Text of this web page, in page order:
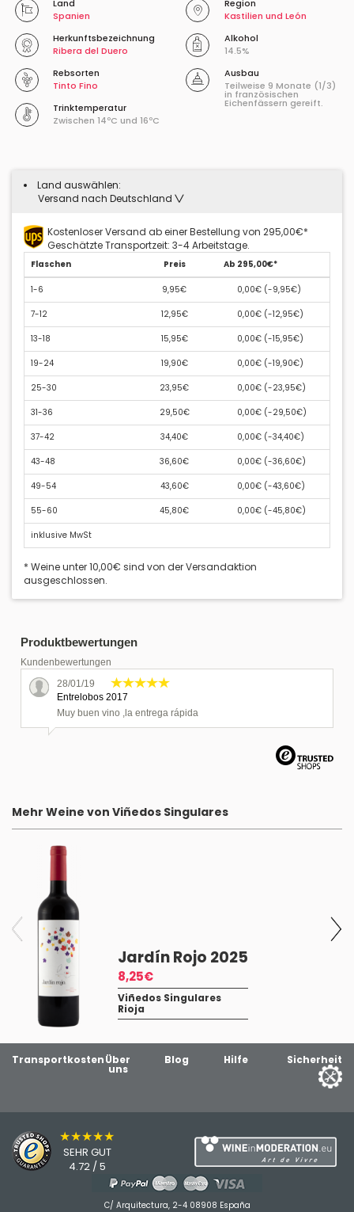
Land
Spanien
Region
Kastilien und León
Herkunftsbezeichnung
Ribera del Duero
Alkohol
14.5%
Rebsorten
Tinto Fino
Trinktemperatur
Zwischen 14ºC und 16ºC
Ausbau
Teilweise 9 Monate (1/3)
in französischen
Eichenfässern gereift.
Land auswählen:
Versand nach Deutschland
Kostenloser Versand ab einer Bestellung von 295,00€*
Geschätzte Transportzeit: 3-4 Arbeitstage.
Flaschen Preis Ab 295,00€*
1-6 9,95€ 0,00€ (-9,95€)
7-12 12,95€ 0,00€ (-12,95€)
13-18 15,95€ 0,00€ (-15,95€)
19-24 19,90€ 0,00€ (-19,90€)
25-30 23,95€ 0,00€ (-23,95€)
31-36 29,50€ 0,00€ (-29,50€)
37-42 34,40€ 0,00€ (-34,40€)
43-48 36,60€ 0,00€ (-36,60€)
49-54 43,60€ 0,00€ (-43,60€)
55-60 45,80€ 0,00€ (-45,80€)
inklusive MwSt
* Weine unter 10,00€ sind von der Versandaktion
ausgeschlossen.
Produktbewertungen
Kundenbewertungen
28/01/19
Entrelobos 2017
Muy buen vino ,la entrega rápida
Mehr Weine von Viñedos Singulares
Jardín Rojo 2025
8,25€
Viñedos Singulares
Rioja
TransportkostenÜber
uns
Blog Hilfe Sicherheit
★★★★★
SEHR GUT
4.72 / 5
C/ Arquitectura, 2-4 08908 España